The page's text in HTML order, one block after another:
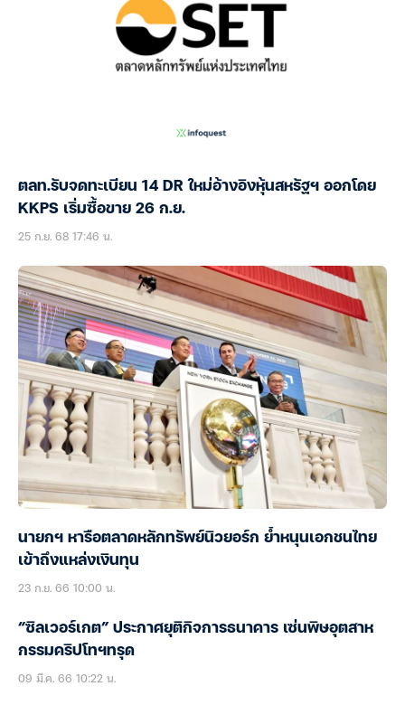
ตลท.รับจดทะเบียน 14 DR ใหม่อ้างอิงหุ้นสหรัฐฯ ออกโดย
KKPS เริ่มซื้อขาย 26 ก.ย.
25 ก.ย. 68 17:46 น.
นายกฯ หารือตลาดหลักทรัพย์นิวยอร์ก ย้ำหนุนเอกชนไทย
เข้าถึงแหล่งเงินทุน
23 ก.ย. 66 10:00 น.
“ซิลเวอร์เกต” ประกาศยุติกิจการธนาคาร เซ่นพิษอุตสาห
กรรมคริปโทฯทรุด
09 มี.ค. 66 10:22 น.